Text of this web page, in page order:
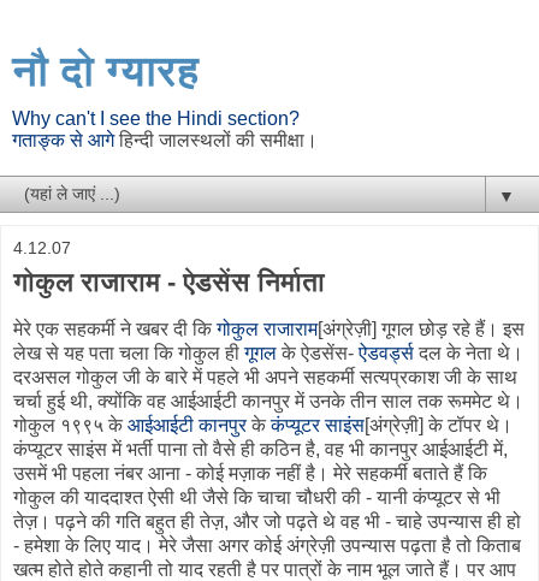
नौ दो ग्यारह
Why can't I see the Hindi section?
गताङ्क से आगेहिन्दी जालस्थलों की समीक्षा।
▼
4.12.07
गोकुल राजाराम - ऐडसेंस निर्माता
मेरे एक सहकर्मी ने खबर दी किगोकुल राजाराम[अंग्रेज़ी] गूगल छोड़ रहे हैं। इस
लेख से यह पता चला कि गोकुल हीगूगलके ऐडसेंस-ऐडवर्ड्सदल के नेता थे।
दरअसल गोकुल जी के बारे में पहले भी अपने सहकर्मी सत्यप्रकाश जी के साथ
चर्चा हुई थी, क्योंकि वह आईआईटी कानपुर में उनके तीन साल तक रूममेट थे।
गोकुल १९९५ के आईआईटी कानपुरकेकंप्यूटर साइंस[अंग्रेज़ी] के टॉपर थे।
कंप्यूटर साइंस में भर्ती पाना तो वैसे ही कठिन है, वह भी कानपुर आईआईटी में,
उसमें भी पहला नंबर आना - कोई मज़ाक नहीं है। मेरे सहकर्मी बताते हैं कि
गोकुल की याददाश्त ऐसी थी जैसे कि चाचा चौधरी की - यानी कंप्यूटर से भी
तेज़। पढ़ने की गति बहुत ही तेज़, और जो पढ़ते थे वह भी - चाहे उपन्यास ही हो
- हमेशा के लिए याद। मेरे जैसा अगर कोई अंग्रेज़ी उपन्यास पढ़ता है तो किताब
खत्म होते होते कहानी तो याद रहती है पर पात्रों के नाम भूल जाते हैं। पर आप